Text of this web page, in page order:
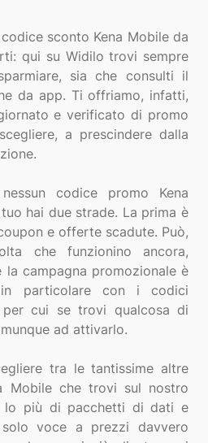
sconto Kena Mobile da
qui su Widilo trovi sempre
sia che consulti il
da app. Ti offriamo, infatti,
e verificato di promo
a prescindere dalla
codice promo Kena
hai due strade. La prima è
e offerte scadute. Può,
che funzionino ancora,
la campagna promozionale è
in particolare con i codici
per cui se trovi qualcosa di
ad attivarlo.
tra le tantissime altre
Mobile che trovi sul nostro
lo più di pacchetti di dati e
voce a prezzi davvero